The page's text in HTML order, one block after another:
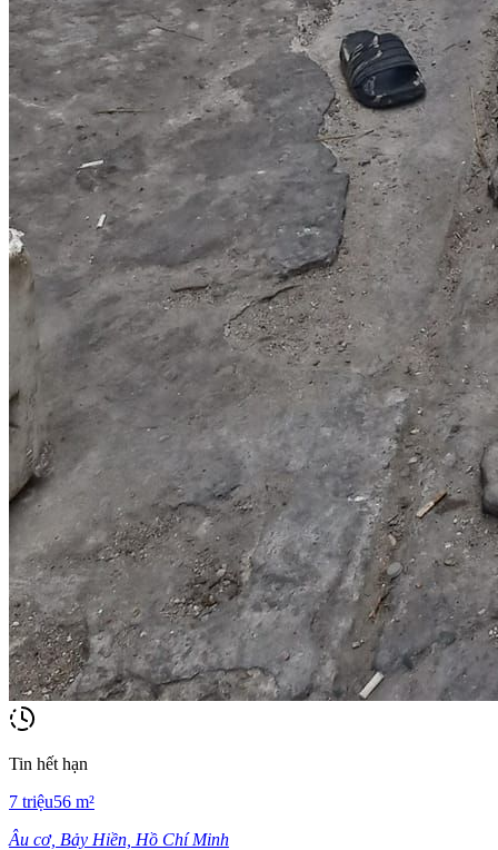
Tin hết hạn
7 triệu56 m²
Âu cơ, Bảy Hiền, Hồ Chí Minh